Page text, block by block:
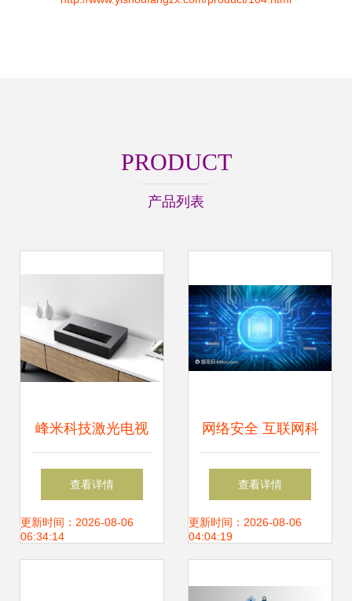
PRODUCT
产品列表
峰米科技激光电视
2021上半年实现市
场份额与出货量双
查看详情
更新时间：2026-08-06
06:34:14
网络安全 互联网科
技的坚盾与基石
查看详情
更新时间：2026-08-06
04:04:19